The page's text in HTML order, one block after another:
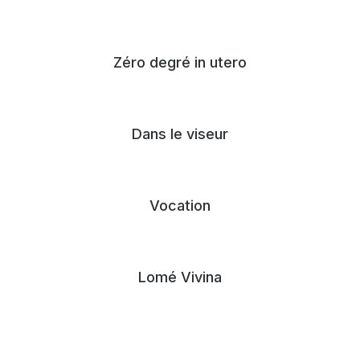
Zéro degré in utero
Dans le viseur
Vocation
Lomé Vivina